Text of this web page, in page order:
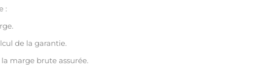
:
de la garantie.
marge brute assurée.